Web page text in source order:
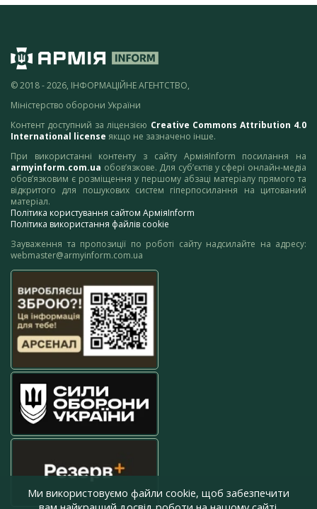
© 2018 - 2026, ІНФОРМАЦІЙНЕ АГЕНТСТВО,
Міністерство оборони України
Контент доступний за ліцензією Creative Commons Attribution 4.0
International license якщо не зазначено інше.
При використанні контенту з сайту АрміяInform посилання на
armyinform.com.ua обов’язкове. Для суб’єктів у сфері онлайн-медіа
обов’язковим є розміщення у першому абзаці матеріалу прямого та
відкритого для пошукових систем гіперпосилання на цитований
матеріал.
Політика користування сайтом АрміяInform
Політика використання файлів cookie
Зауваження та пропозиції по роботі сайту надсилайте на адресу:
webmaster@armyinform.com.ua
Ми використовуємо файли cookie, щоб забезпечити